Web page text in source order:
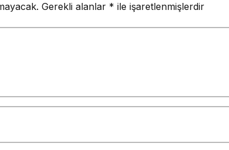
Gerekli alanlar * ile işaretlenmişlerdir